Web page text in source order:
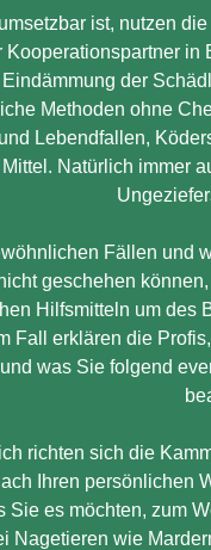
ist, nutzen
Kooperationspartner in
Eindämmung der
Methoden ohne
Lebendfallen,
Natürlich immer
Fällen und
geschehen
Hilfsmitteln um des
Fall erklären die
was Sie folgend
richten sich die
Ihren persönlichen
Sie es möchten, zum
Nagetieren wie